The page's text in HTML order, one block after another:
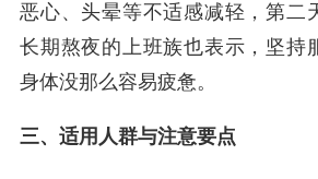
恶心、头晕等不适感减轻，第二
长期熬夜的上班族也表示，坚持
身体没那么容易疲惫。
三、适用人群与注意要点